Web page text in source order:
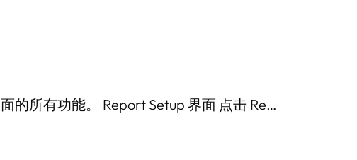
的所有功能。 Report Setup 界面 点击 Re…